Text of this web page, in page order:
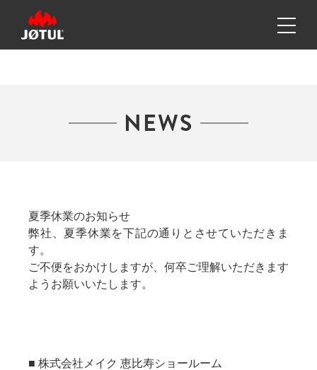
NEWS
夏季休業のお知らせ
弊社、夏季休業を下記の通りとさせていただきま
す。
ご不便をおかけしますが、何卒ご理解いただきます
ようお願いいたします。
■ 株式会社メイク 恵比寿ショールーム